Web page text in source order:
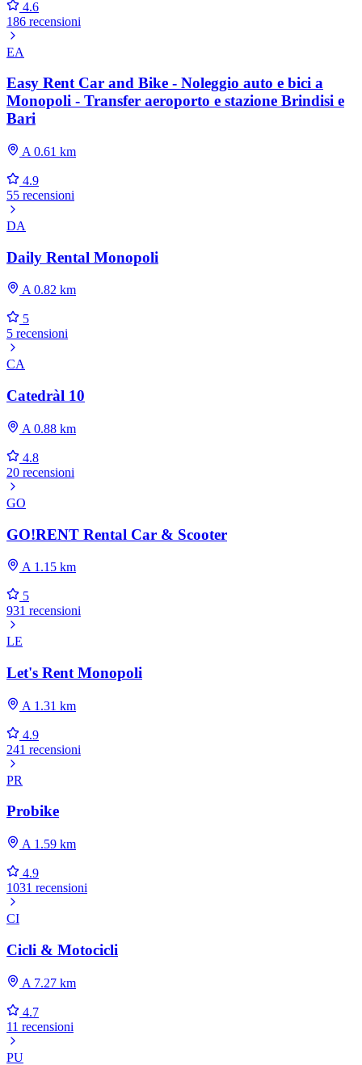
4.6
186 recensioni
EA
Easy Rent Car and Bike - Noleggio auto e bici a
Monopoli - Transfer aeroporto e stazione Brindisi e
Bari
A 0.61 km
4.9
55 recensioni
DA
Daily Rental Monopoli
A 0.82 km
5
5 recensioni
CA
Catedràl 10
A 0.88 km
4.8
20 recensioni
GO
GO!RENT Rental Car & Scooter
A 1.15 km
5
931 recensioni
LE
Let's Rent Monopoli
A 1.31 km
4.9
241 recensioni
PR
Probike
A 1.59 km
4.9
1031 recensioni
CI
Cicli & Motocicli
A 7.27 km
4.7
11 recensioni
PU